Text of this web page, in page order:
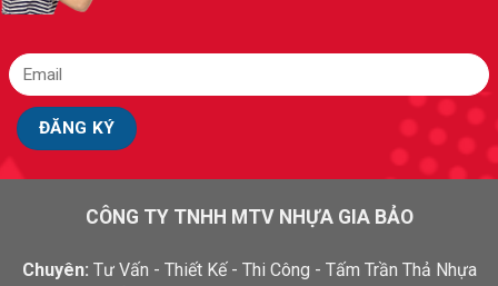
CÔNG TY TNHH MTV NHỰA GIA BẢO
Chuyên: Tư Vấn - Thiết Kế - Thi Công - Tấm Trần Thả Nhựa